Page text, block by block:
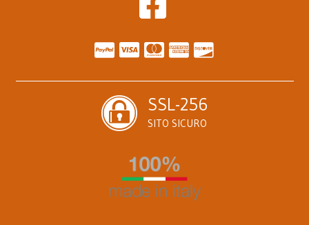
SSL-256
SITO SICURO